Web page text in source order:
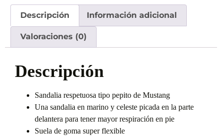
Descripción Información adicional
Valoraciones (0)
Descripción
Sandalia respetuosa tipo pepito de Mustang
Una sandalia en marino y celeste picada en la parte
delantera para tener mayor respiración en pie
Suela de goma super flexible